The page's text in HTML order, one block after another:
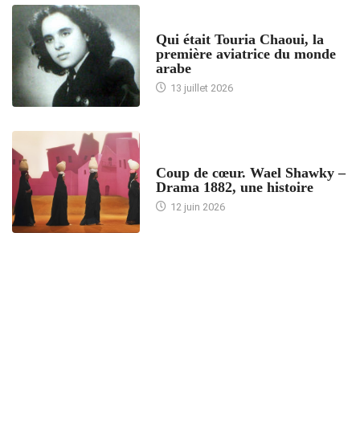
Qui était Touria Chaoui, la
première aviatrice du monde
arabe
13 juillet 2026
Coup de cœur. Wael Shawky –
Drama 1882, une histoire
12 juin 2026